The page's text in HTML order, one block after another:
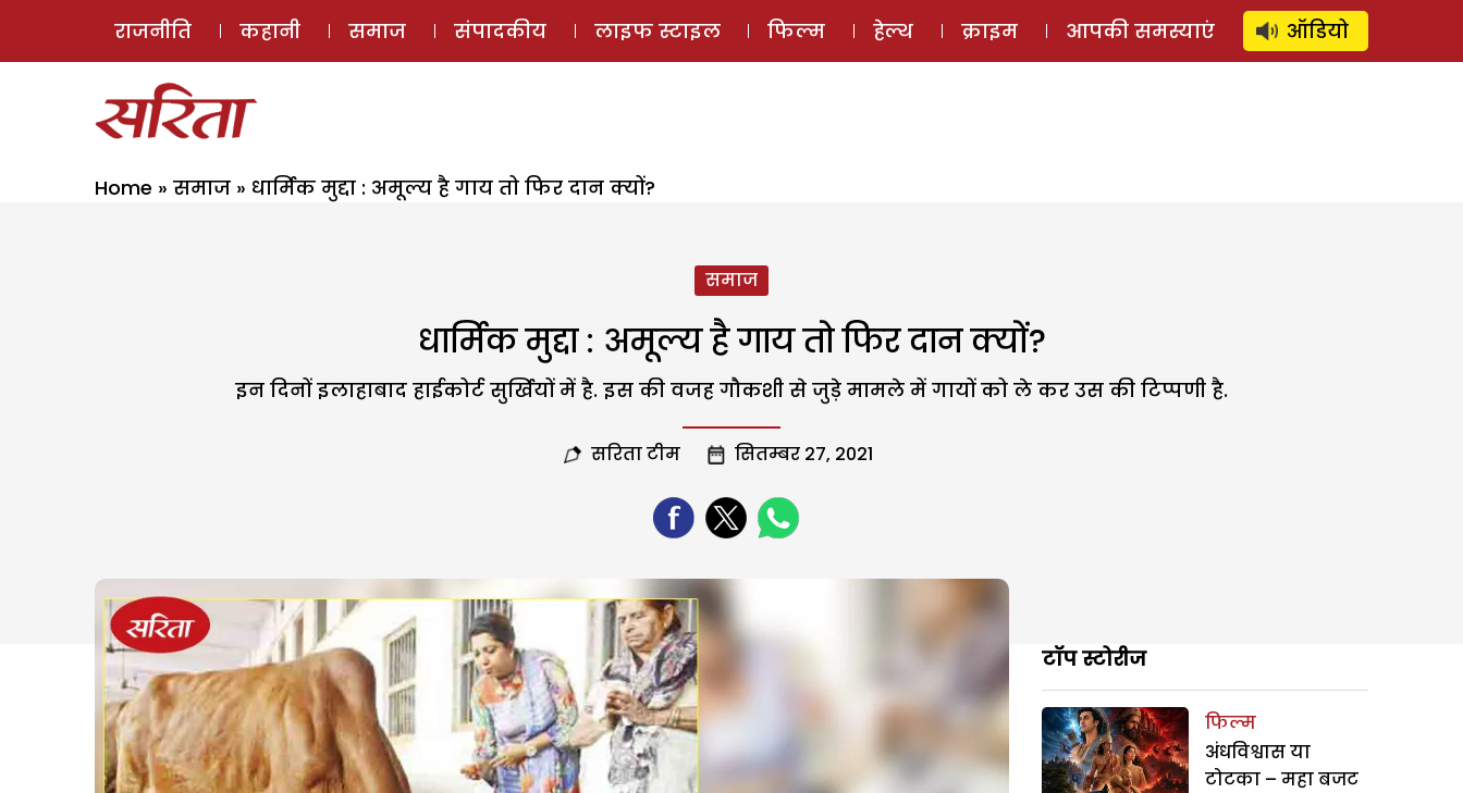
ई-मैगज़ीन ऑडियो स्टोरी लॉग इन ⚲ SUBSCRIBE
राजनीति कहानी समाज संपादकीय लाइफ स्टाइल फिल्म हेल्थ क्राइम आपकी समस्याएं ऑडियो
Home » समाज » धार्मिक मुद्दा : अमूल्य है गाय तो फिर दान क्यों?
समाज
धार्मिक मुद्दा : अमूल्य है गाय तो फिर दान क्यों?
इन दिनों इलाहाबाद हाईकोर्ट सुर्खियों में है. इस की वजह गौकशी से जुड़े मामले में गायों को ले कर उस की टिप्पणी है.
सरिता टीम सितम्बर 27, 2021
टॉप स्टोरीज
फिल्म
अंधविश्वास या
टोटका – महा बजट